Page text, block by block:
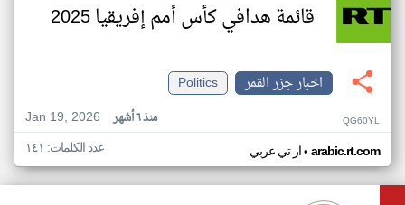
قائمة هدافي كأس أمم إفريقيا 2025
اخبار جزر القمر
Politics
Jan 19, 2026
منذ ٦ أشهر QG60YL
ار تي عربي• arabic.rt.com عدد الكلمات: ١٤١